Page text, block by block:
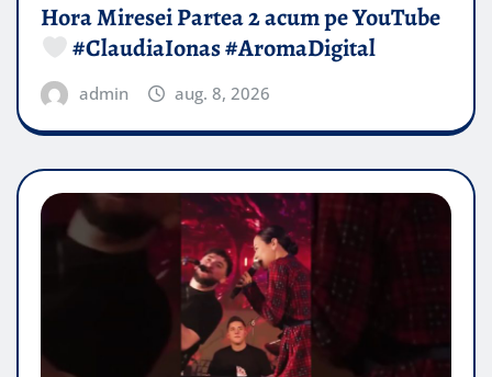
Hora Miresei Partea 2 acum pe YouTube
#ClaudiaIonas #AromaDigital
admin aug. 8, 2026